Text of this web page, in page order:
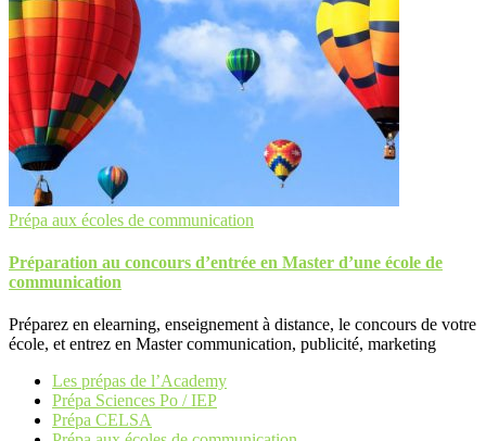
Prépa aux écoles de communication
Préparation au concours d’entrée en Master d’une école de
communication
Préparez en elearning, enseignement à distance, le concours de votre
école, et entrez en Master communication, publicité, marketing
Les prépas de l’Academy
Prépa Sciences Po / IEP
Prépa CELSA